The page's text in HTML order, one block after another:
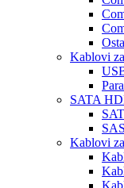
Kablovi
SATA
Kablovi